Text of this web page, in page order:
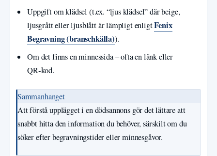
Uppgift om klädsel (t.ex. “ljus klädsel” där beige,
ljusgrått eller ljusblått är lämpligt enligtFenix
Begravning (branschkälla)).
Om det finns en minnessida – ofta en länk eller
QR‑kod.
Sammanhanget
Att förstå upplägget i en dödsannons gör det lättare att
snabbt hitta den information du behöver, särskilt om du
söker efter begravningstider eller minnesgåvor.